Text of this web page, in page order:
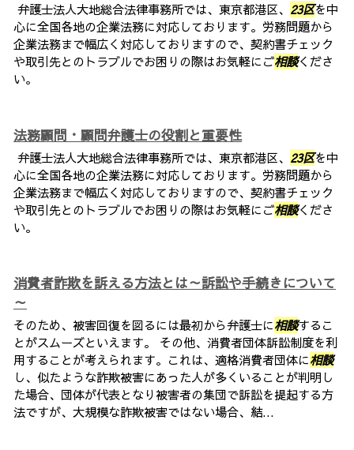
弁護士法人大地総合法律事務所では、東京都港区、 23区を中
心に全国各地の企業法務に対応しております。労務問題から
企業法務まで幅広く対応しておりますので、契約書チェック
や取引先とのトラブルでお困りの際はお気軽にご相談くださ
い。
法務顧問・顧問弁護士の役割と重要性
弁護士法人大地総合法律事務所では、東京都港区、 23区を中
心に全国各地の企業法務に対応しております。労務問題から
企業法務まで幅広く対応しておりますので、契約書チェック
や取引先とのトラブルでお困りの際はお気軽にご相談くださ
い。
消費者詐欺を訴える方法とは～訴訟や手続きについて
～
そのため、被害回復を図るには最初から弁護士に相談するこ
とがスムーズといえます。 その他、消費者団体訴訟制度を利
用することが考えられます。これは、適格消費者団体に相談
し、似たような詐欺被害にあった人が多くいることが判明し
た場合、団体が代表となり被害者の集団で訴訟を提起する方
法ですが、大規模な詐欺被害ではない場合、結...